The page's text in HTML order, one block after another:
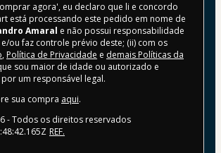
agora', eu declaro que li e concordo
está processando este pedido em nome de
Amaral e não possui responsabilidade
ou faz controle prévio deste; (ii) com os
, Política de Privacidade e demais Políticas da
sou maior de idade ou autorizado e
um responsável legal.
sua compra aqui.
- Todos os direitos reservados
REF.